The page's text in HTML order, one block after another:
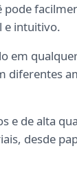
pode
e intuitivo.
em
diferentes
e de alta
desde